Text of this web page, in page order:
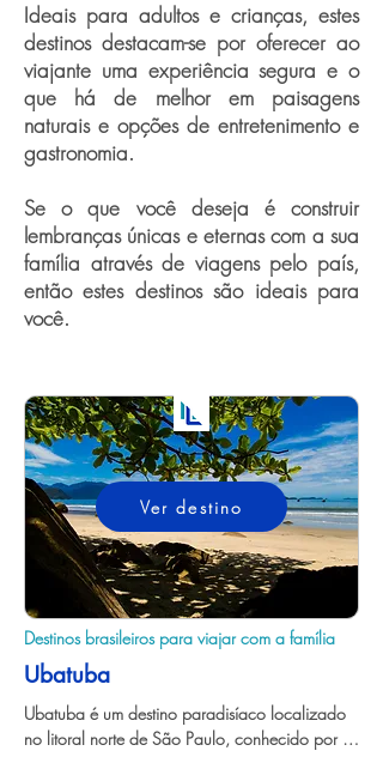
Ideais para adultos e crianças, estes
destinos destacam-se por oferecer ao
viajante uma experiência segura e o
que há de melhor em paisagens
naturais e opções de entretenimento e
gastronomia.
Se o que você deseja é construir
lembranças únicas e eternas com a sua
família através de viagens pelo país,
então estes destinos são ideais para
você.
Ver destino
Destinos brasileiros para viajar com a família
Ubatuba
Ubatuba é um destino paradisíaco localizado
no litoral norte de São Paulo, conhecido por